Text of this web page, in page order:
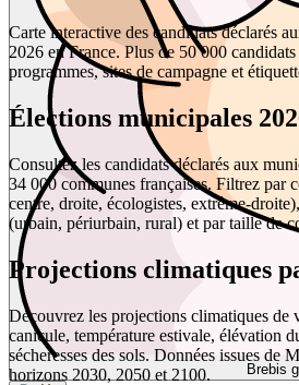
Brebis
Carte interactive des candidats déclarés
2026 en France. Plus de 50 000
programmes, sites de campagne et
Élections municipales
Consultez les candidats déclarés aux
34 000 communes françaises. Filtrez par
centre, droite, écologistes, extrême-
(urbain, périurbain, rural) et par taille de
Projections climatiques
Découvrez les projections climatiques de
canicule, température estivale, élévation
sécheresses des sols. Données issues de
horizons 2030, 2050 et 2100.